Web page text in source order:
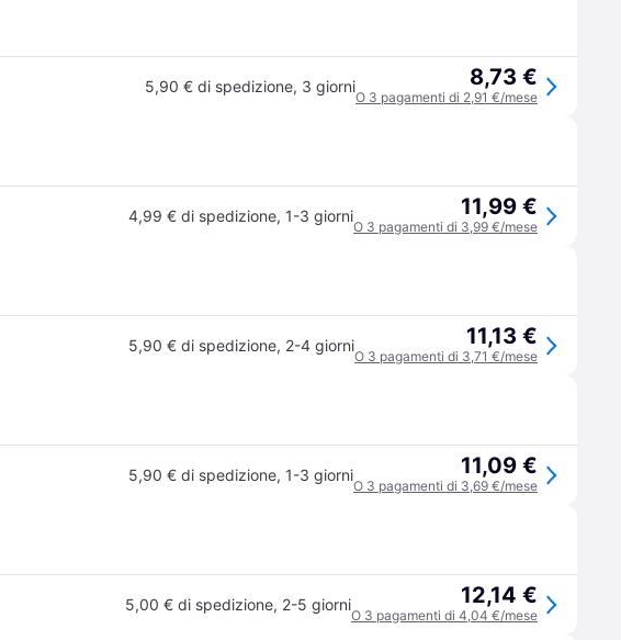
5,90 € di spedizione, 3 giorni 8,73 €
O 3 pagamenti di 2,91 €/mese
4,99 € di spedizione, 1-3 giorni 11,99 €
O 3 pagamenti di 3,99 €/mese
5,90 € di spedizione, 2-4 giorni 11,13 €
O 3 pagamenti di 3,71 €/mese
5,90 € di spedizione, 1-3 giorni 11,09 €
O 3 pagamenti di 3,69 €/mese
5,00 € di spedizione, 2-5 giorni 12,14 €
O 3 pagamenti di 4,04 €/mese